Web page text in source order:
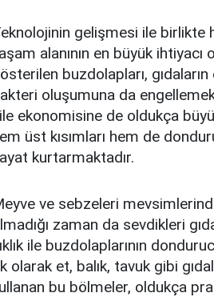
gelişmesi ile birlikte
alanının en büyük
buzdolapları,
oluşumuna da
ekonomisine de oldukça
üst kısımları hem de
kurtarmaktadır.
ve sebzeleri
zaman da sevdikleri
ile buzdolaplarının
olarak et, balık, tavuk gibi
bu bölmeler, oldukça